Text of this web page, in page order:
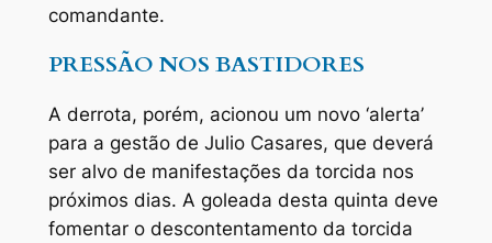
comandante.
PRESSÃO NOS BASTIDORES
A derrota, porém, acionou um novo ‘alerta’
para a gestão de Julio Casares, que deverá
ser alvo de manifestações da torcida nos
próximos dias. A goleada desta quinta deve
fomentar o descontentamento da torcida